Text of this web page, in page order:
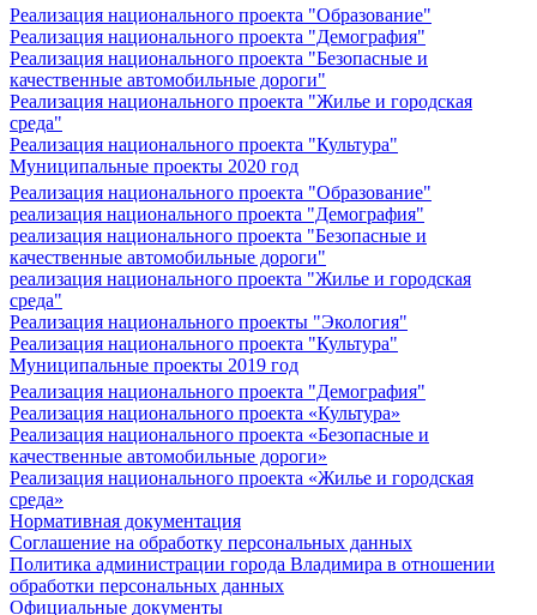
Реализация национального проекта "Образование"
Реализация национального проекта "Демография"
Реализация национального проекта "Безопасные и
качественные автомобильные дороги"
Реализация национального проекта "Жилье и городская
среда"
Реализация национального проекта "Культура"
Муниципальные проекты 2020 год
Реализация национального проекта "Образование"
реализация национального проекта "Демография"
реализация национального проекта "Безопасные и
качественные автомобильные дороги"
реализация национального проекта "Жилье и городская
среда"
Реализация национального проекты "Экология"
Реализация национального проекта "Культура"
Муниципальные проекты 2019 год
Реализация национального проекта "Демография"
Реализация национального проекта «Культура»
Реализация национального проекта «Безопасные и
качественные автомобильные дороги»
Реализация национального проекта «Жилье и городская
среда»
Нормативная документация
Соглашение на обработку персональных данных
Политика администрации города Владимира в отношении
обработки персональных данных
Официальные документы